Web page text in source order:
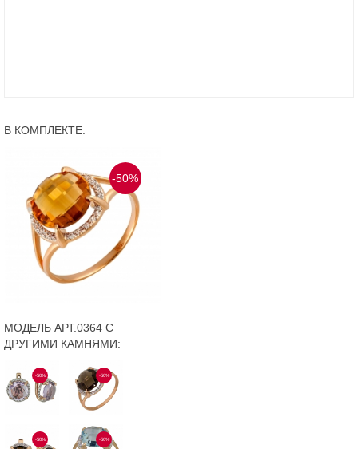
В КОМПЛЕКТЕ:
-50%
МОДЕЛЬ АРТ.0364 С
ДРУГИМИ КАМНЯМИ:
-50% -50%
-50% -50%